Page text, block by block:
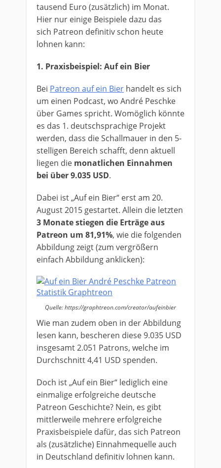
tausend Euro (zusätzlich) im Monat.
Hier nur einige Beispiele dazu das
sich Patreon definitiv schon heute
lohnen kann:
1. Praxisbeispiel: Auf ein Bier
Bei Patreon auf ein Bier handelt es sich
um einen Podcast, wo André Peschke
über Games spricht. Womöglich könnte
es das 1. deutschsprachige Projekt
werden, dass die Schallmauer in den 5-
stelligen Bereich schafft, denn aktuell
liegen die monatlichen Einnahmen
bei über 9.035 USD.
Dabei ist „Auf ein Bier“ erst am 20.
August 2015 gestartet. Allein die letzten
3 Monate stiegen die Erträge aus
Patreon um 81,91%, wie die folgenden
Abbildung zeigt (zum vergrößern
einfach Abbildung anklicken):
Quelle: https://graphtreon.com/creator/aufeinbier
Wie man zudem oben in der Abbildung
lesen kann, bescheren diese 9.035 USD
insgesamt 2.051 Patrons, welche im
Durchschnitt 4,41 USD spenden.
Doch ist „Auf ein Bier“ lediglich eine
einmalige erfolgreiche deutsche
Patreon Geschichte? Nein, es gibt
mittlerweile mehrere erfolgreiche
Praxisbeispiele dafür, das sich Patreon
als (zusätzliche) Einnahmequelle auch
in Deutschland definitiv lohnen kann.